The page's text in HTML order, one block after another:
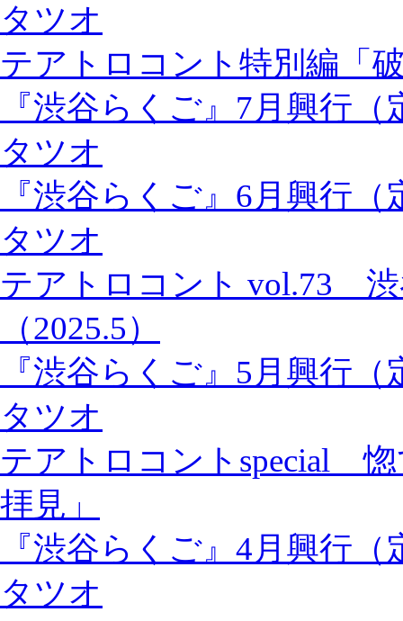
タツオ
テアトロコント特別編「
『渋谷らくご』7月興行
タツオ
『渋谷らくご』6月興行
タツオ
テアトロコント vol.73
（2025.5）
『渋谷らくご』5月興行
タツオ
テアトロコントspecial
拝見」
『渋谷らくご』4月興行
タツオ